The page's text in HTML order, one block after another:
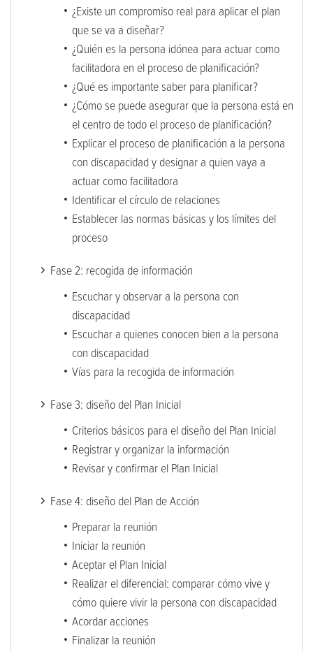
¿Existe un compromiso real para aplicar el plan
que se va a diseñar?
¿Quién es la persona idónea para actuar como
facilitadora en el proceso de planificación?
¿Qué es importante saber para planificar?
¿Cómo se puede asegurar que la persona está en
el centro de todo el proceso de planificación?
Explicar el proceso de planificación a la persona
con discapacidad y designar a quien vaya a
actuar como facilitadora
Identificar el círculo de relaciones
Establecer las normas básicas y los límites del
proceso
Fase 2: recogida de información
Escuchar y observar a la persona con
discapacidad
Escuchar a quienes conocen bien a la persona
con discapacidad
Vías para la recogida de información
Fase 3: diseño del Plan Inicial
Criterios básicos para el diseño del Plan Inicial
Registrar y organizar la información
Revisar y confirmar el Plan Inicial
Fase 4: diseño del Plan de Acción
Preparar la reunión
Iniciar la reunión
Aceptar el Plan Inicial
Realizar el diferencial: comparar cómo vive y
cómo quiere vivir la persona con discapacidad
Acordar acciones
Finalizar la reunión